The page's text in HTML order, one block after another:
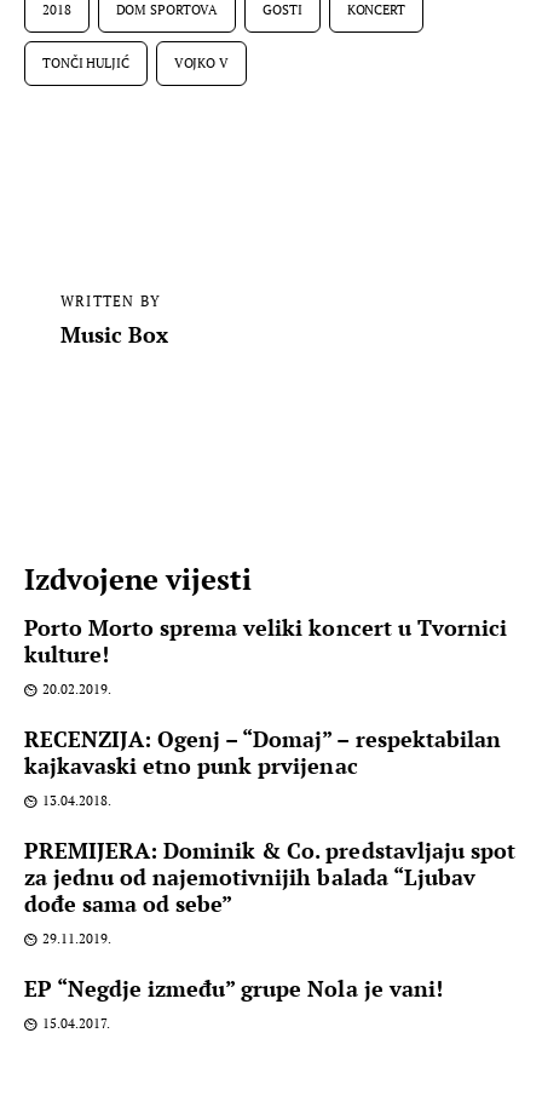
2018 DOM SPORTOVA GOSTI KONCERT
TONČI HULJIĆ VOJKO V
WRITTEN BY
Music Box
Izdvojene vijesti
Porto Morto sprema veliki koncert u Tvornici
kulture!
20.02.2019.
RECENZIJA: Ogenj – “Domaj” – respektabilan
kajkavaski etno punk prvijenac
13.04.2018.
PREMIJERA: Dominik & Co. predstavljaju spot
za jednu od najemotivnijih balada “Ljubav
dođe sama od sebe”
29.11.2019.
EP “Negdje između” grupe Nola je vani!
15.04.2017.